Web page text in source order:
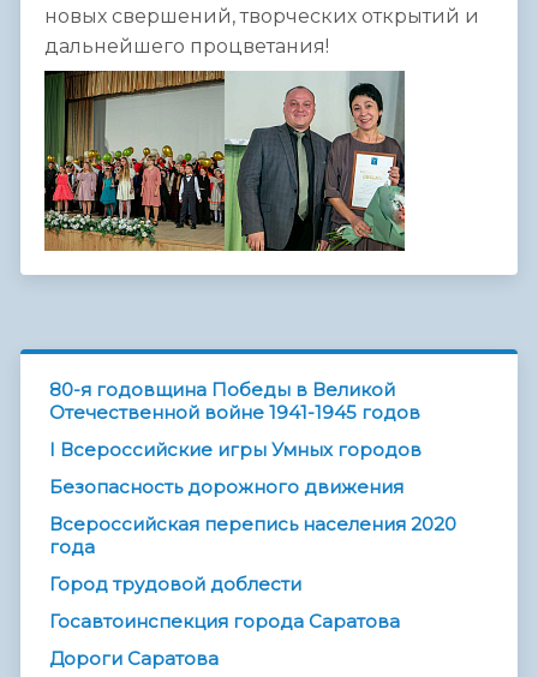
новых свершений, творческих открытий и
дальнейшего процветания!
80-я годовщина Победы в Великой
Отечественной войне 1941-1945 годов
I Всероссийские игры Умных городов
Безопасность дорожного движения
Всероссийская перепись населения 2020
года
Город трудовой доблести
Госавтоинспекция города Саратова
Дороги Саратова